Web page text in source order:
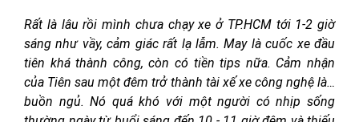
Rất là lâu rồi mình chưa chạy xe ở TP.HCM tới 1-2 giờ
sáng như vầy, cảm giác rất lạ lẫm. May là cuốc xe đầu
tiên khá thành công, còn có tiền tips nữa. Cảm nhận
của Tiên sau một đêm trở thành tài xế xe công nghệ là…
buồn ngủ. Nó quá khó với một người có nhịp sống